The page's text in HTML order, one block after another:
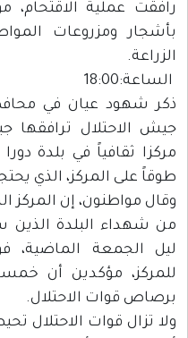
رافقت عملية
بأشجار ومزروعات
الزراعة.
الساعة:18:00
ذكر شهود عيان في
جيش الاحتلال ترافقها
مركزا ثقافياً في بلدة
طوقاً على المركز، الذي
وقال مواطنون، إن المركز
من شهداء البلدة
ليل الجمعة الماضية،
للمركز، مؤكدين أن
برصاص قوات الاحتلال.
ولا تزال قوات الاحتلال